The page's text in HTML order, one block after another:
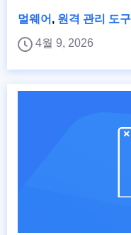
멀웨어 , 원격 관리 도구
4월 9, 2026